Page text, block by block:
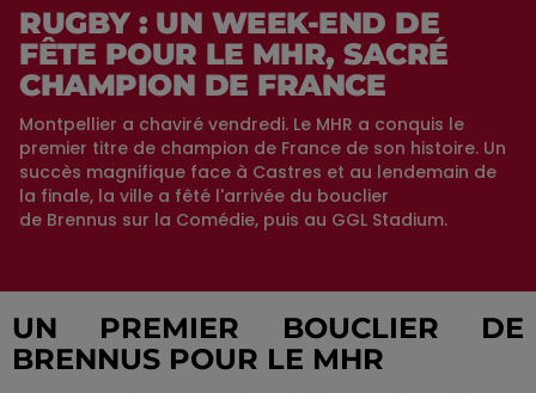
RUGBY : UN WEEK-END DE
FÊTE POUR LE MHR, SACRÉ
CHAMPION DE FRANCE
Montpellier a chaviré vendredi. Le MHR a conquis le
premier titre de champion de France de son histoire. Un
succès magnifique face à Castres et au lendemain de
la finale, la ville a fêté l'arrivée du bouclier
de Brennus sur la Comédie, puis au GGL Stadium.
UN PREMIER BOUCLIER DE
BRENNUS POUR LE MHR